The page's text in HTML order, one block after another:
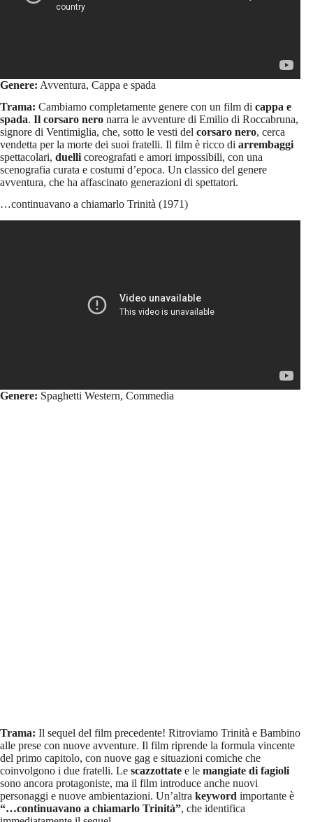
Genere: Avventura, Cappa e spada
Trama: Cambiamo completamente genere con un film di cappa e
spada. Il corsaro nero narra le avventure di Emilio di Roccabruna,
signore di Ventimiglia, che, sotto le vesti del corsaro nero, cerca
vendetta per la morte dei suoi fratelli. Il film è ricco di arrembaggi
spettacolari, duelli coreografati e amori impossibili, con una
scenografia curata e costumi d’epoca. Un classico del genere
avventura, che ha affascinato generazioni di spettatori.
…continuavano a chiamarlo Trinità (1971)
Genere: Spaghetti Western, Commedia
Trama: Il sequel del film precedente! Ritroviamo Trinità e Bambino
alle prese con nuove avventure. Il film riprende la formula vincente
del primo capitolo, con nuove gag e situazioni comiche che
coinvolgono i due fratelli. Le scazzottate e le mangiate di fagioli
sono ancora protagoniste, ma il film introduce anche nuovi
personaggi e nuove ambientazioni. Un’altra keyword importante è
“…continuavano a chiamarlo Trinità”, che identifica